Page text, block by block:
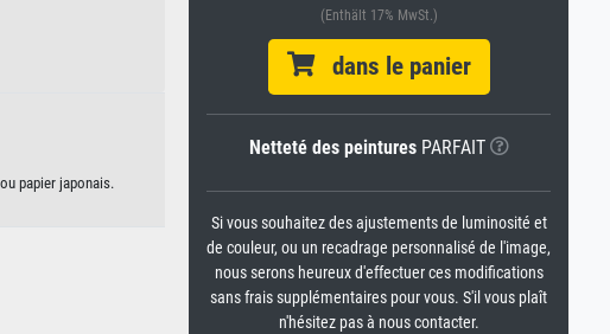
papier japonais.
(Enthält 17% MwSt.)
dans le panier
Netteté des peinturesPARFAIT
Si vous souhaitez des ajustements de luminosité et
de couleur, ou un recadrage personnalisé de l'image,
nous serons heureux d'effectuer ces modifications
sans frais supplémentaires pour vous. S'il vous plaît
n'hésitez pas à nous contacter.